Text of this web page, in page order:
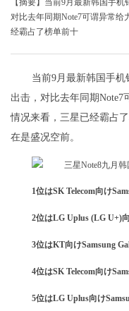
【摘要】当前9月最新韩国手
对比去年同期Note7可谓异常
经霸占了榜单前十
当前9月最新韩国手
出击，对比去年同期
情况来看，三星已经霸占
在是盛况空前。
1位はSK Telecom向け
2位はLG Uplus (LG U+)
3位はKT向けSamsung
4位はSK Telecom向け
5位はLG Uplus向け